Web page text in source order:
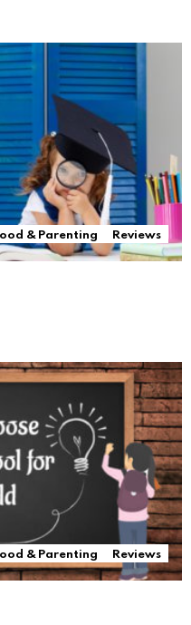
& Parenting
Reviews
& Parenting
Reviews